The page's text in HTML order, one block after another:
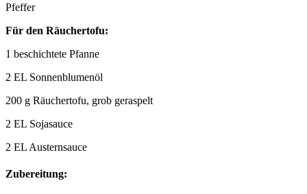
Pfeffer
Für den Räuchertofu:
1 beschichtete Pfanne
2 EL Sonnenblumenöl
200 g Räuchertofu, grob geraspelt
2 EL Sojasauce
2 EL Austernsauce
Zubereitung: